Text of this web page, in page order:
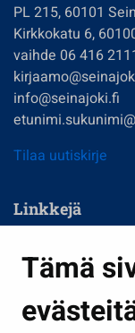
Tämä
PL 215, 60101
Kirkkokatu 6,
vaihde 06 416
info@seinajoki.fi
Tilaa uutiskirje
Linkkejä
Kasvatus ja opetus
Kulttuuri ja liikunta